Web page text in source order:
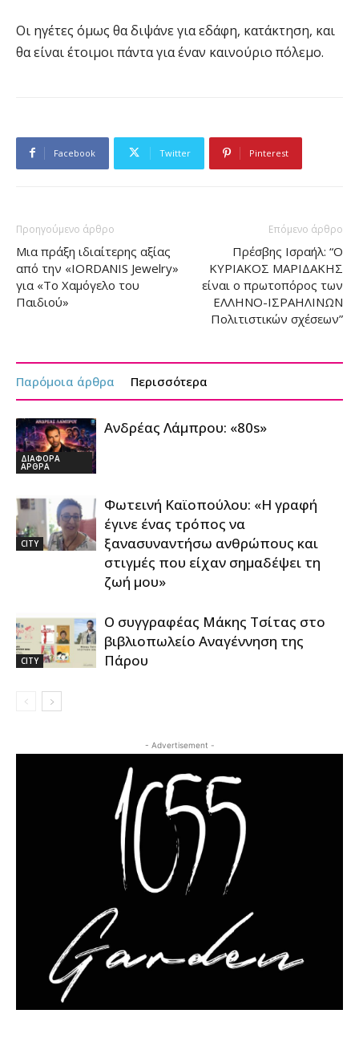
Οι ηγέτες όμως θα διψάνε για εδάφη, κατάκτηση, και
θα είναι έτοιμοι πάντα για έναν καινούριο πόλεμο.
Facebook Twitter Pinterest
Προηγούμενο άρθρο
Μια πράξη ιδιαίτερης αξίας
από την «IORDANIS Jewelry»
για «Το Χαμόγελο του
Παιδιού»
Επόμενο άρθρο
Πρέσβης Ισραήλ: “Ο
ΚΥΡΙΑΚΟΣ ΜΑΡΙΔΑΚΗΣ
είναι ο πρωτοπόρος των
ΕΛΛΗΝΟ-ΙΣΡΑΗΛΙΝΩΝ
Πολιτιστικών σχέσεων”
Παρόμοια άρθρα Περισσότερα
ΔΙΑΦΟΡΑ
ΑΡΘΡΑ
Ανδρέας Λάμπρου: «80s»
CITY
Φωτεινή Καϊοπούλου: «Η γραφή
έγινε ένας τρόπος να
ξανασυναντήσω ανθρώπους και
στιγμές που είχαν σημαδέψει τη
ζωή μου»
CITY
Ο συγγραφέας Μάκης Τσίτας στο
βιβλιοπωλείο Αναγέννηση της
Πάρου
- Advertisement -